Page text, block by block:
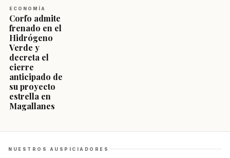
ECONOMÍA
Corfo admite
frenado en el
Hidrógeno
Verde y
decreta el
cierre
anticipado de
su proyecto
estrella en
Magallanes
NUESTROS AUSPICIADORES